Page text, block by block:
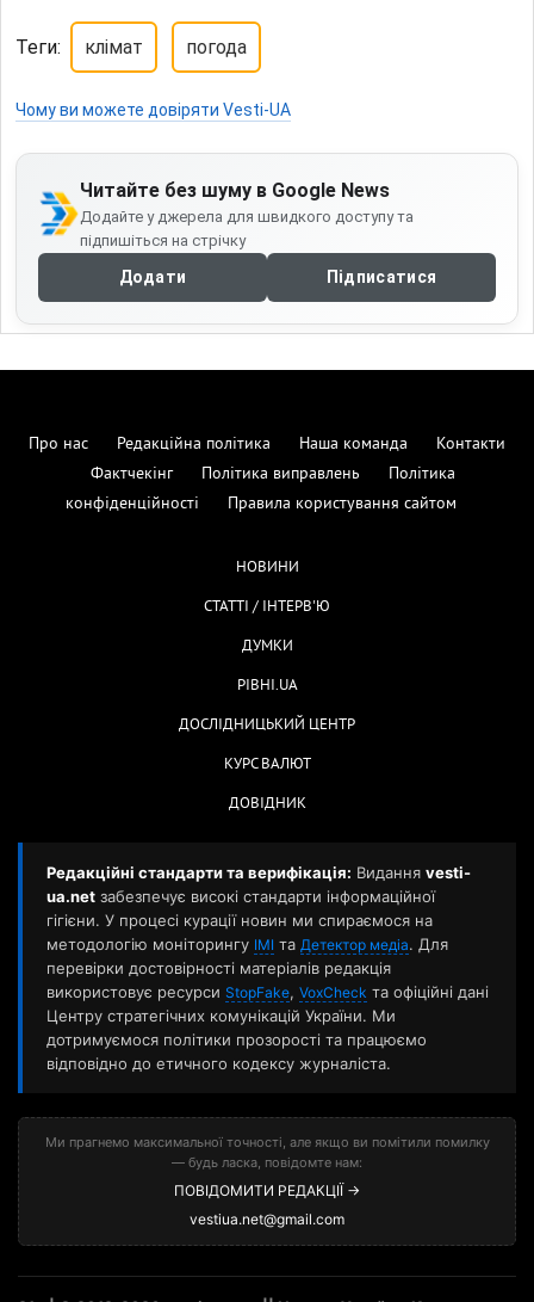
Теги: клімат погода
Чому ви можете довіряти Vesti-UA
Читайте без шуму в Google News
Додайте у джерела для швидкого доступу та
підпишіться на стрічку
Додати Підписатися
Про нас Редакційна політика Наша команда
Контакти
Фактчекінг
Політика виправлень
Політика
конфіденційності
Правила користування сайтом
НОВИНИ
СТАТТІ / ІНТЕРВ'Ю
ДУМКИ
РІВНІ.UA
ДОСЛІДНИЦЬКИЙ ЦЕНТР
КУРС ВАЛЮТ
ДОВІДНИК
Редакційні стандарти та верифікація: Видання vesti-
ua.net забезпечує високі стандарти інформаційної
гігієни. У процесі курації новин ми спираємося на
методологію моніторингу ІМІ та Детектор медіа. Для
перевірки достовірності матеріалів редакція
використовує ресурси StopFake, VoxCheck та офіційні дані
Центру стратегічних комунікацій України. Ми
дотримуємося політики прозорості та працюємо
відповідно до етичного кодексу журналіста.
Ми прагнемо максимальної точності, але якщо ви помітили помилку
— будь ласка, повідомте нам:
ПОВІДОМИТИ РЕДАКЦІЇ →
vestiua.net@gmail.com